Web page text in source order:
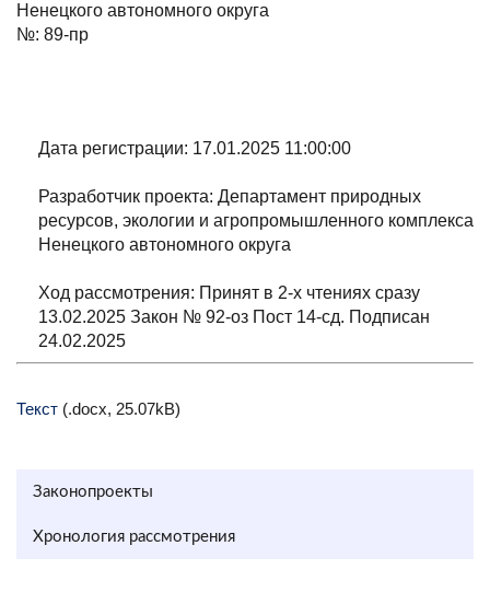
Ненецкого автономного округа
№: 89-пр
Дата регистрации: 17.01.2025 11:00:00
Разработчик проекта: Департамент природных
ресурсов, экологии и агропромышленного комплекса
Ненецкого автономного округа
Ход рассмотрения: Принят в 2-х чтениях сразу
13.02.2025 Закон № 92-оз Пост 14-сд. Подписан
24.02.2025
Текст (.docx, 25.07kB)
Законопроекты
Хронология рассмотрения